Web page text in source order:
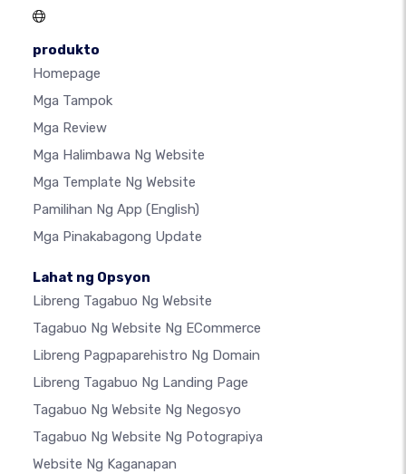
produkto
Homepage
Mga Tampok
Mga Review
Mga Halimbawa Ng Website
Mga Template Ng Website
Pamilihan Ng App (English)
Mga Pinakabagong Update
Lahat ng Opsyon
Libreng Tagabuo Ng Website
Tagabuo Ng Website Ng ECommerce
Libreng Pagpaparehistro Ng Domain
Libreng Tagabuo Ng Landing Page
Tagabuo Ng Website Ng Negosyo
Tagabuo Ng Website Ng Potograpiya
Website Ng Kaganapan